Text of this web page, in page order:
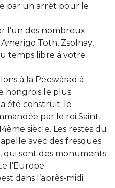
par un arrèt pour le
l’un des nombreux
Toth, Zsolnay,
temps libre á votre
à la Pécsvárad à
hongrois le plus
été construit: le
par le roi Saint-
siècle. Les restes du
avec des fresques
qui sont des monuments
l’Europe.
dans l’après-midi.